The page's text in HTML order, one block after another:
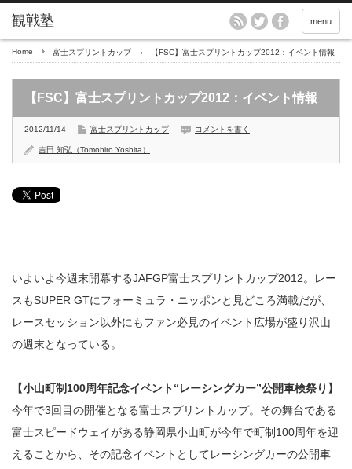
menu
Home 富士スプリントカップ 【FSC】富士スプリントカップ2012：イベント情報
【FSC】富士スプリントカップ2012：イベント情報
2012/11/14 富士スプリントカップ コメントを書く
吉田 知弘（Tomohiro Yoshita）
いよいよ今週末開幕するJAFGP富士スプリントカップ2012。レー
スもSUPER GTにフォーミュラ・ニッポンと見どころ満載だが、
レースセッション以外にもファン必見のイベント広場が盛り沢山
の週末となっている。
【小山町制100周年記念イベント“レーシングカー”公開車検祭り】
今年で3回目の開催となる富士スプリントカップ。その舞台である
富士スピードウェイがある静岡県小山町が今年で町制100周年を迎
えることから、その記念イベントとしてレーシングカーの公開車